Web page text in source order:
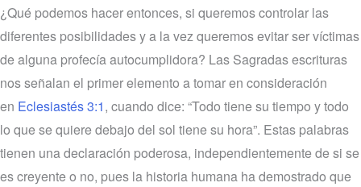
¿Qué podemos hacer entonces, si queremos controlar las
diferentes posibilidades y a la vez queremos evitar ser víctimas
de alguna profecía autocumplidora? Las Sagradas escrituras
nos señalan el primer elemento a tomar en consideración
en Eclesiastés 3:1, cuando dice: “Todo tiene su tiempo y todo
lo que se quiere debajo del sol tiene su hora”. Estas palabras
tienen una declaración poderosa, independientemente de si se
es creyente o no, pues la historia humana ha demostrado que